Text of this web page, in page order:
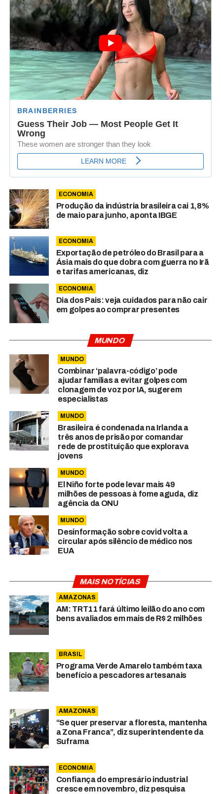
ECONOMIA
Produção da indústria brasileira cai 1,8%
de maio para junho, aponta IBGE
ECONOMIA
Exportação de petróleo do Brasil para a
Ásia mais do que dobra com guerra no Irã
e tarifas americanas, diz
ECONOMIA
Dia dos Pais: veja cuidados para não cair
em golpes ao comprar presentes
MUNDO
MUNDO
Combinar ‘palavra-código’ pode
ajudar famílias a evitar golpes com
clonagem de voz por IA, sugerem
especialistas
MUNDO
Brasileira é condenada na Irlanda a
três anos de prisão por comandar
rede de prostituição que explorava
jovens
MUNDO
El Niño forte pode levar mais 49
milhões de pessoas à fome aguda, diz
agência da ONU
MUNDO
Desinformação sobre covid volta a
circular após silêncio de médico nos
EUA
MAIS NOTÍCIAS
AMAZONAS
AM: TRT11 fará último leilão do ano com
bens avaliados em mais de R$ 2 milhões
BRASIL
Programa Verde Amarelo também taxa
benefício a pescadores artesanais
AMAZONAS
“Se quer preservar a floresta, mantenha
a Zona Franca”, diz superintendente da
Suframa
ECONOMIA
Confiança do empresário industrial
cresce em novembro, diz pesquisa